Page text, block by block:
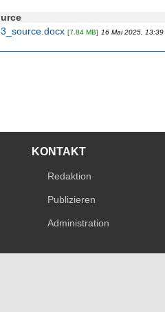
[7.84 MB] 16 Mai 2025, 13:39
KONTAKT
Redaktion
Publizieren
Administration